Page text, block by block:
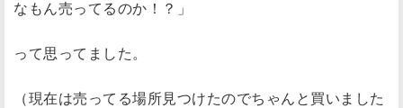
なもん売ってるのか！？」
って思ってました。
（現在は売ってる場所見つけたのでちゃんと買いました